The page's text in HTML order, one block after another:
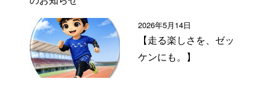
2026年5月14日
【走る楽しさを、ゼッ
ケンにも。】